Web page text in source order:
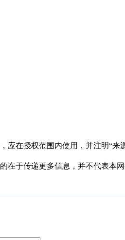
在授权范围内使用，并注明“来
于传递更多信息，并不代表本